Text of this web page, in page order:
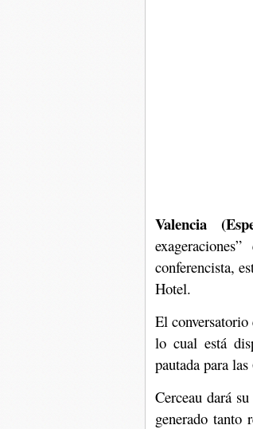
Valencia
conferencista,
Hotel.
El
lo cual está
pautada para
Cerceau dará
generado tanto